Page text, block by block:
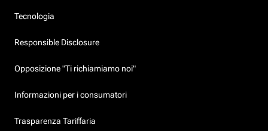
Tecnologia
Responsible Disclosure
Opposizione "Ti richiamiamo noi"
Informazioni per i consumatori
Trasparenza Tariffaria